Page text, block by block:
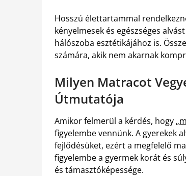
Hosszú élettartammal
kényelmesek és egészséges
hálószoba esztétikájához is.
számára, akik nem akarnak
Milyen Matracot
Útmutatója
Amikor felmerül a kérdés, hogy „
figyelembe vennünk. A gyerekek
fejlődésüket, ezért a megfelelő
figyelembe a gyermek korát és
és támasztóképessége.